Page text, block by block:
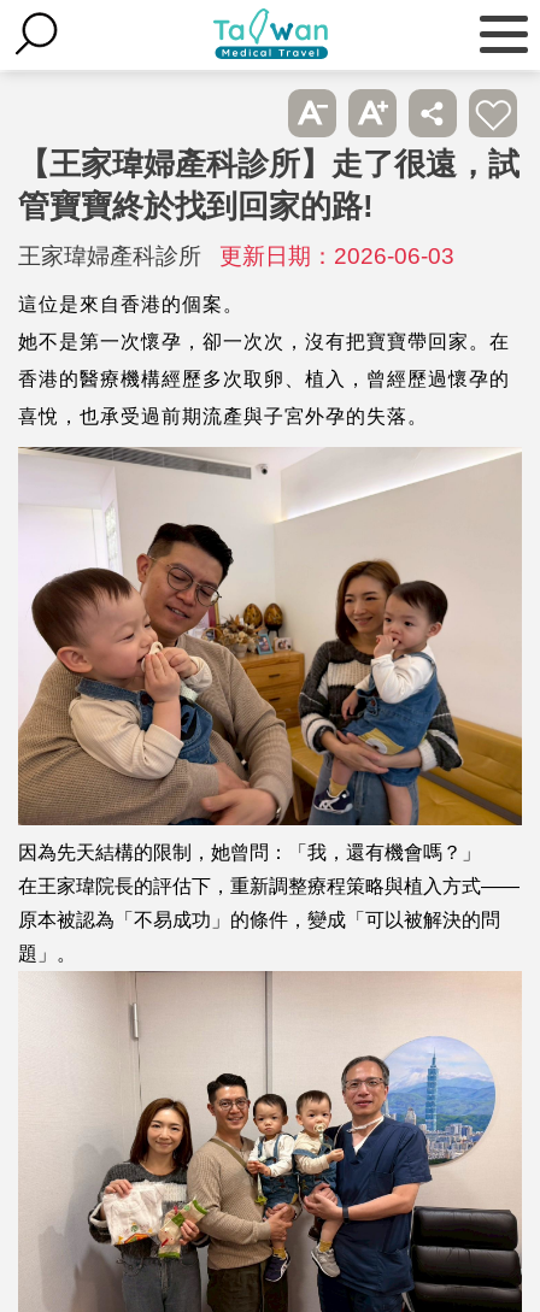
【王家瑋婦產科診所】走了很遠，試
管寶寶終於找到回家的路!
王家瑋婦產科診所 更新日期：2026-06-03
這位是來自香港的個案。
她不是第一次懷孕， 卻一次次，沒有把寶寶帶回家。 在
香港的醫療機構經歷多次取卵、植入，曾經歷過懷孕的
喜悅， 也承受過前期流產與子宮外孕的失落。
因為先天結構的限制， 她曾問：「我，還有機會嗎？」
在王家瑋院長的評估下， 重新調整療程策略與植入方式——
原本被認為「不易成功」的條件， 變成「可以被解決的問
題」。